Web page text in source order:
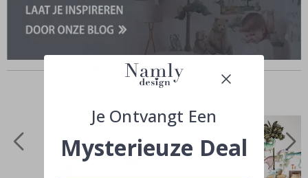
Vergelijkbare producten
Je Ontvangt Een
Mysterieuze Deal